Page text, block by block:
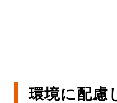
環境に配慮